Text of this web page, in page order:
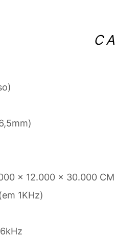
x 12.000 x 30.000 CM
1KHz)